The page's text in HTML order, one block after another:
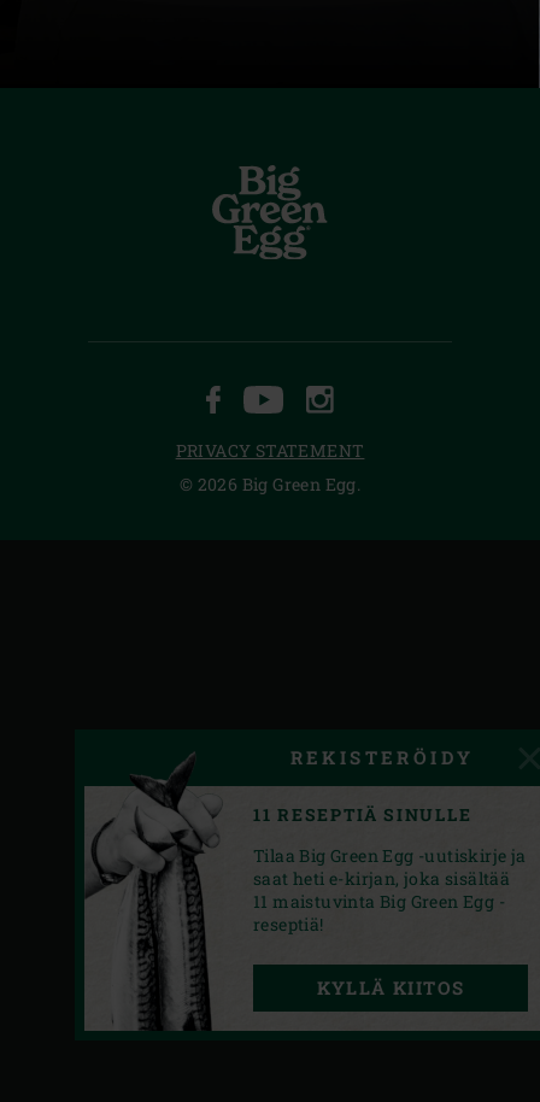
FACEBOOKYOUTUBE
PRIVACY STATEMENT
© 2026 Big Green Egg.
REKISTERÖIDY
11 RESEPTIÄ SINULLE
Tilaa Big Green Egg -uutiskirje ja
saat heti e-kirjan, joka sisältää
11 maistuvinta Big Green Egg -
reseptiä!
KYLLÄ KIITOS